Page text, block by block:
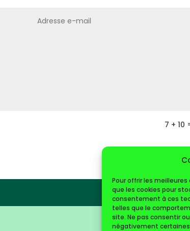
Pour offrir les
que les cookies pour
consentement à ces
telles que le
site. Ne pas consentir
négativement
7 + 10